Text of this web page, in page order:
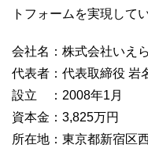
トフォームを実現して
会社名：株式会社いえ
代表者：代表取締役 岩
設立 ：2008年1月
資本金：3,825万円
所在地：東京都新宿区